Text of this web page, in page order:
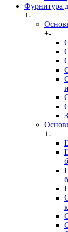
Фурнитура
+-
+-
+-